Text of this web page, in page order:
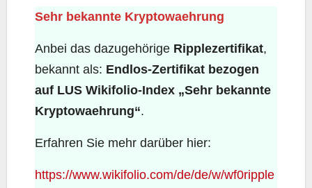
Sehr bekannte Kryptowaehrung
Anbei das dazugehörige Ripplezertifikat,
bekannt als: Endlos-Zertifikat bezogen
auf LUS Wikifolio-Index „Sehr bekannte
Kryptowaehrung“.
Erfahren Sie mehr darüber hier:
https://www.wikifolio.com/de/de/w/wf0ripple